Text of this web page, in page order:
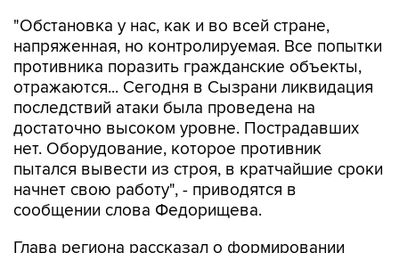
"Обстановка у нас, как и во всей стране,
напряженная, но контролируемая. Все попытки
противника поразить гражданские объекты,
отражаются... Сегодня в Сызрани ликвидация
последствий атаки была проведена на
достаточно высоком уровне. Пострадавших
нет. Оборудование, которое противник
пытался вывести из строя, в кратчайшие сроки
начнет свою работу", - приводятся в
сообщении слова Федорищева.
Глава региона рассказал о формировании